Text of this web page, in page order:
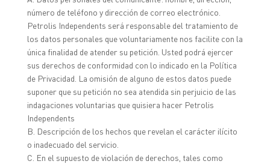
número de teléfono y dirección de correo electrónico.
Petrolis Independents será responsable del tratamiento de
los datos personales que voluntariamente nos facilite con la
única finalidad de atender su petición. Usted podrá ejercer
sus derechos de conformidad con lo indicado en la Política
de Privacidad. La omisión de alguno de estos datos puede
suponer que su petición no sea atendida sin perjuicio de las
indagaciones voluntarias que quisiera hacer Petrolis
Independents
B. Descripción de los hechos que revelan el carácter ilícito
o inadecuado del servicio.
C. En el supuesto de violación de derechos, tales como